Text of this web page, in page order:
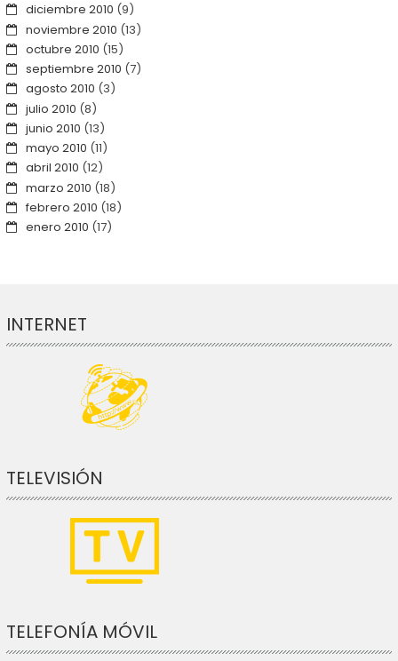
diciembre 2010 (9)
noviembre 2010 (13)
octubre 2010 (15)
septiembre 2010 (7)
agosto 2010 (3)
julio 2010 (8)
junio 2010 (13)
mayo 2010 (11)
abril 2010 (12)
marzo 2010 (18)
febrero 2010 (18)
enero 2010 (17)
INTERNET
TELEVISIÓN
TELEFONÍA MÓVIL